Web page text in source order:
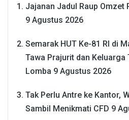
Jajanan Jadul Raup Omzet
9 Agustus 2026
Semarak HUT Ke-81 RI di
Tawa Prajurit dan Keluarga
Lomba 9 Agustus 2026
Tak Perlu Antre ke Kantor,
Sambil Menikmati CFD 9